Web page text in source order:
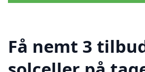
Få nemt 3